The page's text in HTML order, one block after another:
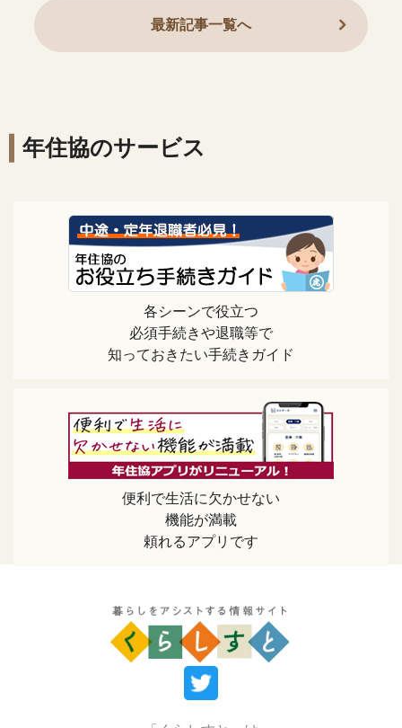
最新記事一覧へ
年住協のサービス
各シーンで役立つ
必須手続きや退職等で
知っておきたい手続きガイド
便利で生活に欠かせない
機能が満載
頼れるアプリです